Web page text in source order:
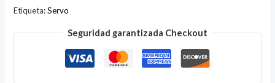
Etiqueta:Servo
Seguridad garantizada Checkout